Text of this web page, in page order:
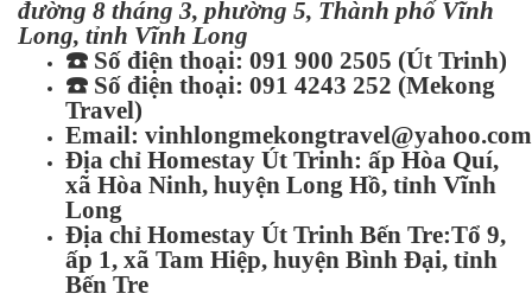
đường 8 tháng 3, phường 5, Thành phố Vĩnh
Long, tỉnh Vĩnh Long
☎️ Số điện thoại: 091 900 2505 (Út Trinh)
☎️ Số điện thoại: 091 4243 252 (Mekong
Travel)
Email: vinhlongmekongtravel@yahoo.com
Địa chỉ Homestay Út Trinh: ấp Hòa Quí,
xã Hòa Ninh, huyện Long Hồ, tỉnh Vĩnh
Long
Địa chỉ Homestay Út Trinh Bến Tre:Tổ 9,
ấp 1, xã Tam Hiệp, huyện Bình Đại, tỉnh
Bến Tre